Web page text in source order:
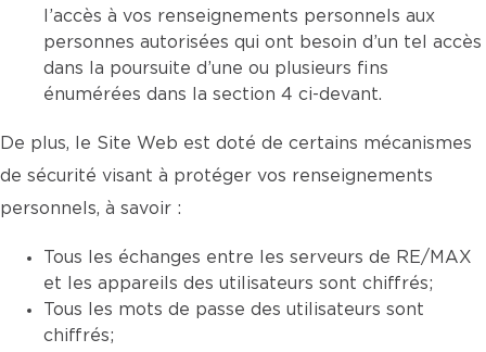
l’accès à vos renseignements personnels aux
personnes autorisées qui ont besoin d’un tel accès
dans la poursuite d’une ou plusieurs fins
énumérées dans la section 4 ci-devant.
De plus, le Site Web est doté de certains mécanismes
de sécurité visant à protéger vos renseignements
personnels, à savoir :
Tous les échanges entre les serveurs de RE/MAX
et les appareils des utilisateurs sont chiffrés;
Tous les mots de passe des utilisateurs sont
chiffrés;